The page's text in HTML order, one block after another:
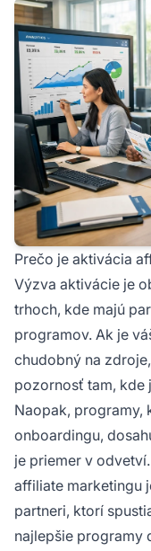
Prečo je aktivácia
Výzva aktivácie je
trhoch, kde majú
programov. Ak je
chudobný na
pozornosť tam, kde
Naopak, programy,
onboardingu,
je priemer v
affiliate marketingu
partneri, ktorí
najlepšie programy